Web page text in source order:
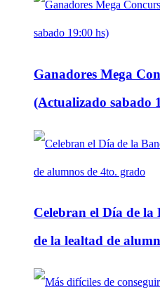
Ganadores Mega
(Actualizado sabado
Celebran el Día de la
de la lealtad de